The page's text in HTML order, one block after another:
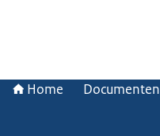
Home Documenten